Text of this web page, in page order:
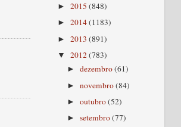
► 2015 (848)
► 2014(1183)
► 2013 (891)
▼ 2012(783)
►dezembro(61)
►novembro(84)
►outubro(52)
►setembro(77)